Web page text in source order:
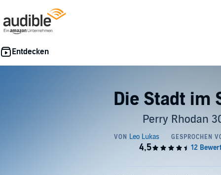
Die Stadt im
Perry Rhodan